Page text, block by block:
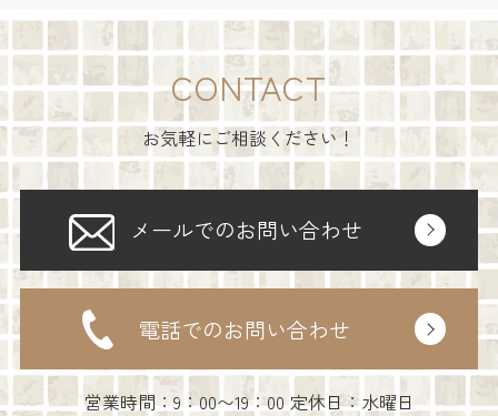
CONTACT
お気軽にご相談ください！
メールでのお問い合わせ
電話でのお問い合わせ
営業時間：9：00〜19：00 定休日：水曜日